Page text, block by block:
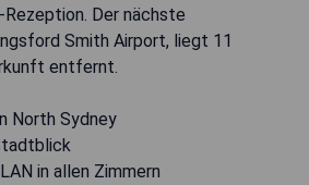
Der nächste
Smith Airport, liegt 11
entfernt.
North Sydney
in allen Zimmern